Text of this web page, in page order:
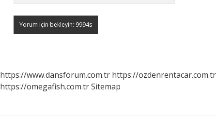
https://www.dansforum.com.tr https://ozdenrentacar.com.tr
https://omegafish.com.trSitemap